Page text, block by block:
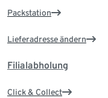
Packstation
Lieferadresse ändern
Filialabholung
Click & Collect